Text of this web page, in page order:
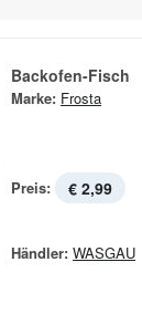
Backofen-Fisch
Marke: Frosta
Preis: € 2,99
Händler: WASGAU